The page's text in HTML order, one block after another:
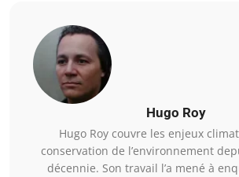
Hugo Roy
Hugo Roy couvre les enjeux
conservation de l’environnement
décennie. Son travail l’a mené à